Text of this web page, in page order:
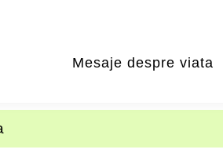
Mesaje despre viata